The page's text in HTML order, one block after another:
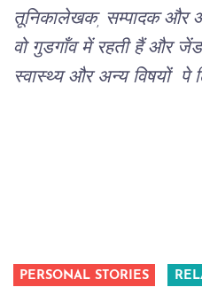
तूनिकालेखक, सम्पादक और
वो गुडगाँव में रहती हैं और
स्वास्थ्य और अन्य विषयों  पे
PERSONAL STORIES